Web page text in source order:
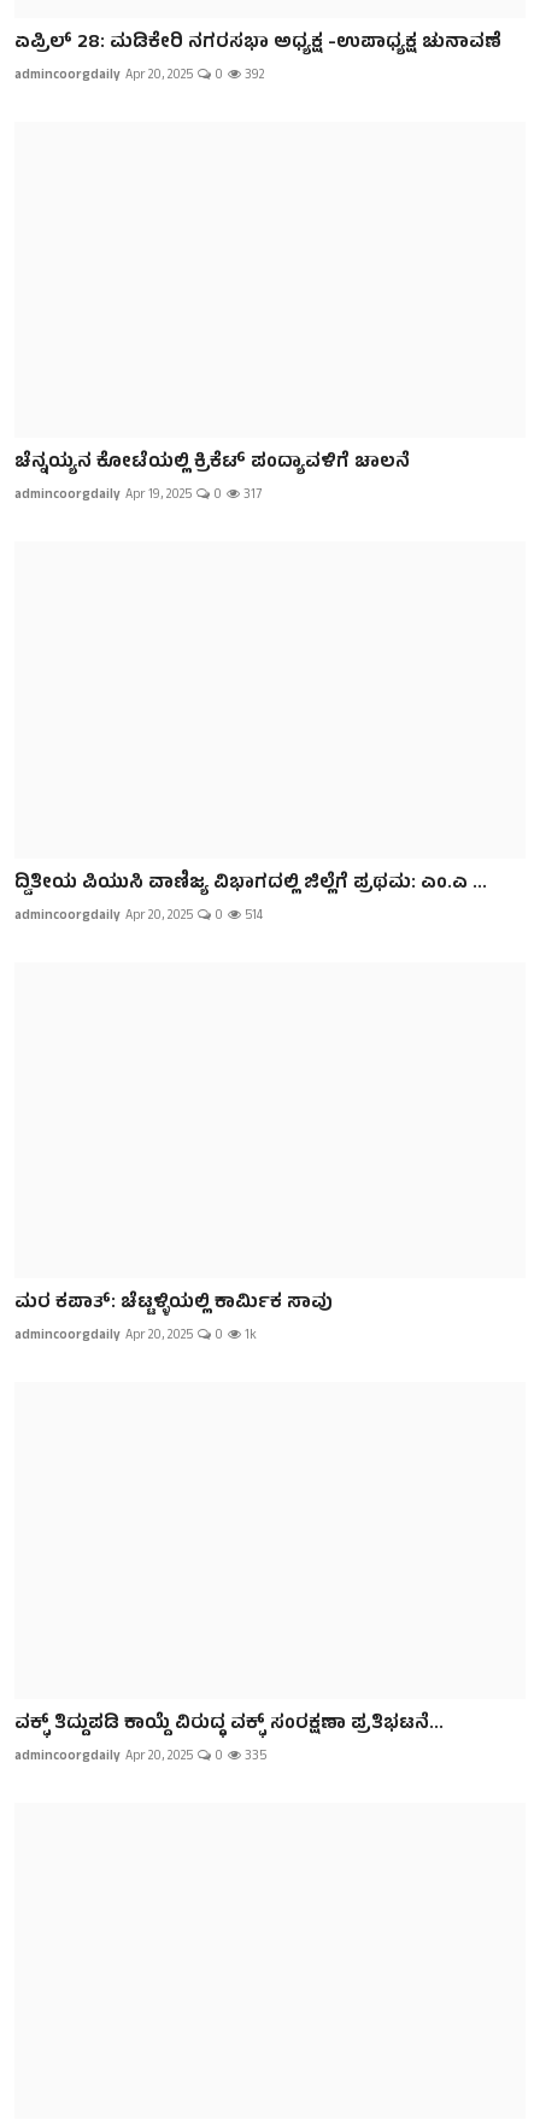
ಏಪ್ರಿಲ್ 28: ಮಡಿಕೇರಿ ನಗರಸಭಾ ಅಧ್ಯಕ್ಷ -ಉಪಾಧ್ಯಕ್ಷ ಚುನಾವಣೆ
admincoorgdaily Apr 20, 2025 0 392
ಚೆನ್ನಯ್ಯನ ಕೋಟೆಯಲ್ಲಿ ಕ್ರಿಕೆಟ್ ಪಂದ್ಯಾವಳಿಗೆ ಚಾಲನೆ
admincoorgdaily Apr 19, 2025 0 317
ದ್ವಿತೀಯ ಪಿಯುಸಿ ವಾಣಿಜ್ಯ ವಿಭಾಗದಲ್ಲಿ ಜಿಲ್ಲೆಗೆ ಪ್ರಥಮ: ಎಂ.ಎ ...
admincoorgdaily Apr 20, 2025 0 514
ಮರ ಕಪಾತ್: ಚೆಟ್ಟಳ್ಳಿಯಲ್ಲಿ ಕಾರ್ಮಿಕ ಸಾವು
admincoorgdaily Apr 20, 2025 0 1k
ವಕ್ಫ್ ತಿದ್ದುಪಡಿ ಕಾಯ್ದೆ ವಿರುದ್ಧ ವಕ್ಫ್ ಸಂರಕ್ಷಣಾ ಪ್ರತಿಭಟನೆ...
admincoorgdaily Apr 20, 2025 0 335